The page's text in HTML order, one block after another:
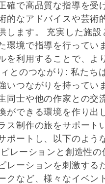
確で高品質な指導を受
的なアドバイスや芸術
します。 充実した施設
環境で指導を行ってい
を利用することで、よ
とのつながり: 私たち
いつながりを持ってい
同士や他の作家との交
ができる環境を作り出
ス制作の旅をサポート
ポートし、以下のよう
レーションと創造性の
レーションを刺激する
クなど、様々なイベン